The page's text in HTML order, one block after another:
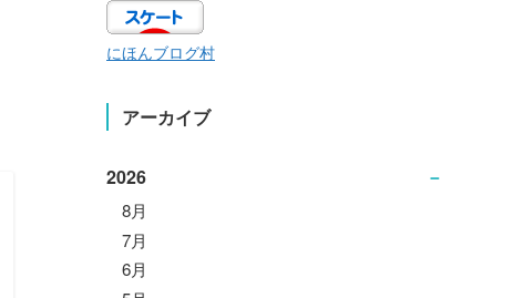
にほんブログ村
アーカイブ
2026
8月
7月
6月